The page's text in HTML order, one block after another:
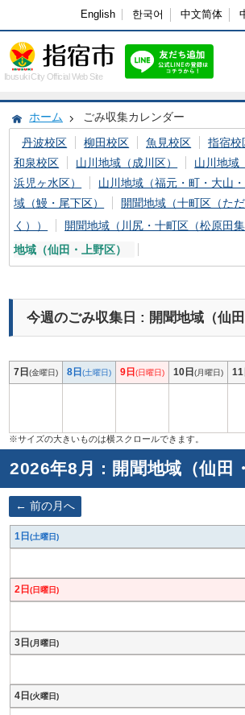
English 한국어 中文简体
Ibusuki City Official Web Site
ホーム
ごみ収集カレンダー
丹波校区
柳田校区 魚見校区 指宿校
和泉校区
山川地域（成川区）
山川地域
浜児ヶ水区）
山川地域（福元・町・大山・
域（鰻・尾下区）
開聞地域（十町区（た
く））
開聞地域（川尻・十町区（松原田集
地域（仙田・上野区）
今週のごみ収集日 : 開聞地域（仙田
7日(金曜日) 8日(土曜日) 9日(日曜日) 10日(月曜日)
2026年8月 : 開聞地域（仙田
前の月へ
1日 (土曜日)
2日 (日曜日)
3日 (月曜日)
4日 (火曜日)